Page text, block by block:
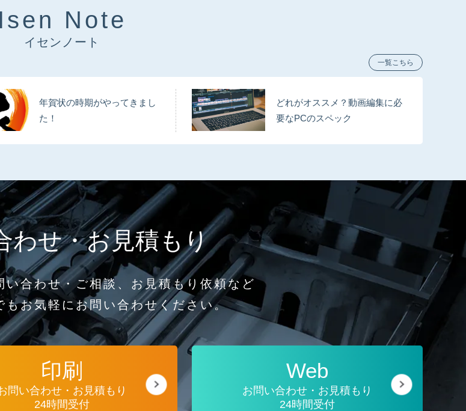
Isen Note
イセンノート
一覧こちら
年賀状の時期がやってきまし
た！
どれがオススメ？動画編集に必
要なPCのスペック
わせ・お見積もり
い合わせ・ご相談、お見積もり依頼など
もお気軽にお問い合わせください。
印刷
問い合わせ・お見積もり
24時間受付
Web
お問い合わせ・お見積もり
24時間受付